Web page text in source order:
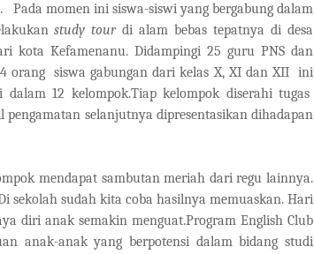
Pada momen ini siswa-siswi yang bergabung dalam
study tourdi alam bebas tepatnya di desa
kota Kefamenanu. Didampingi 25 guru PNS dan
orang siswa gabungan dari kelas X, XI dan XII ini
dalam 12 kelompok.Tiap kelompok diserahi tugas
pengamatan selanjutnya dipresentasikan dihadapan
mendapat sambutan meriah dari regu lainnya.
sekolah sudah kita coba hasilnya memuaskan. Hari
diri anak semakin menguat.Program English Club
anak-anak yang berpotensi dalam bidang studi